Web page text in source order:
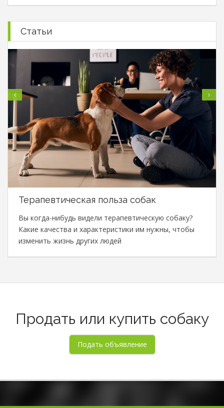
Статьи
Терапевтическая польза собак
Вы когда-нибудь видели терапевтическую собаку?
Какие качества и характеристики им нужны, чтобы
изменить жизнь других людей
Продать или купить собаку